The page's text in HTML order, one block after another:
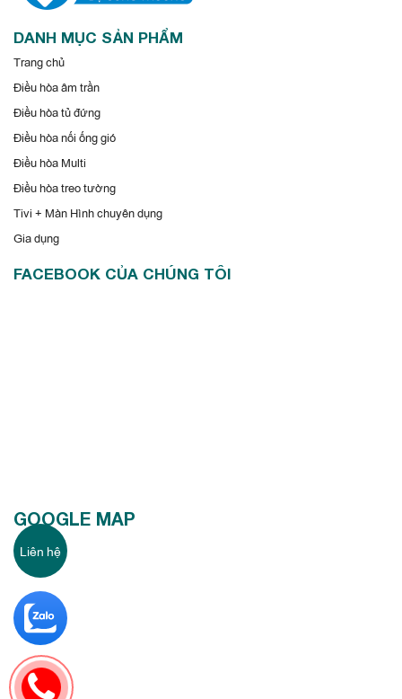
DANH MỤC SẢN PHẨM
Trang chủ
Điều hòa âm trần
Điều hòa tủ đứng
Điều hòa nối ống gió
Điều hòa Multi
Điều hòa treo tường
Tivi + Màn Hình chuyên dụng
Gia dụng
FACEBOOK CỦA CHÚNG TÔI
GOOGLE MAP
Liên hệ